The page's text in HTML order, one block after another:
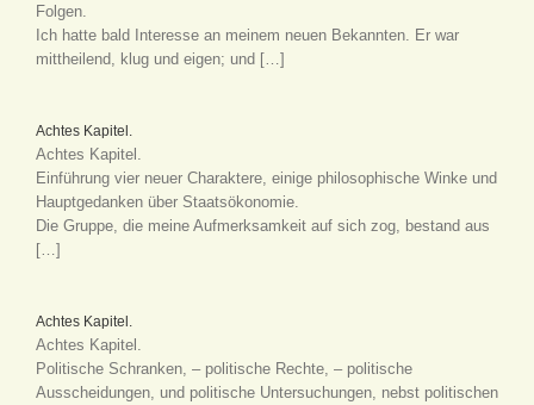
Folgen.
Ich hatte bald Interesse an meinem neuen Bekannten. Er war
mittheilend, klug und eigen; und […]
Achtes Kapitel.
Achtes Kapitel.
Einführung vier neuer Charaktere, einige philosophische Winke und
Hauptgedanken über Staatsökonomie.
Die Gruppe, die meine Aufmerksamkeit auf sich zog, bestand aus
[…]
Achtes Kapitel.
Achtes Kapitel.
Politische Schranken, – politische Rechte, – politische
Ausscheidungen, und politische Untersuchungen, nebst politischen